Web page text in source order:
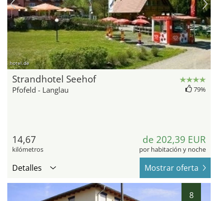
hotel.de
Strandhotel Seehof
Pfofeld - Langlau 79%
14,67
kilómetros
de 202,39 EUR
por habitación y noche
Detalles Mostrar oferta
8